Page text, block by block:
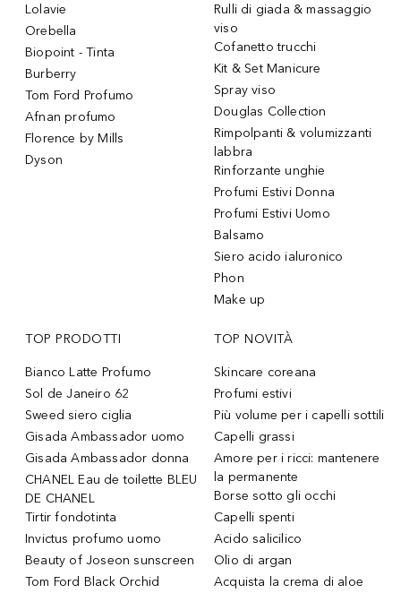
Lolavie
Orebella
Biopoint - Tinta
Burberry
Tom Ford Profumo
Afnan profumo
Florence by Mills
Dyson
Rulli di giada & massaggio
viso
Cofanetto trucchi
Kit & Set Manicure
Spray viso
Douglas Collection
Rimpolpanti & volumizzanti
labbra
Rinforzante unghie
Profumi Estivi Donna
Profumi Estivi Uomo
Balsamo
Siero acido ialuronico
Phon
Make up
TOP PRODOTTI
Bianco Latte Profumo
Sol de Janeiro 62
Sweed siero ciglia
Gisada Ambassador uomo
Gisada Ambassador donna
CHANEL Eau de toilette BLEU
DE CHANEL
Tirtir fondotinta
Invictus profumo uomo
Beauty of Joseon sunscreen
Tom Ford Black Orchid
TOP NOVITÀ
Skincare coreana
Profumi estivi
Più volume per i capelli sottili
Capelli grassi
Amore per i ricci: mantenere
la permanente
Borse sotto gli occhi
Capelli spenti
Acido salicilico
Olio di argan
Acquista la crema di aloe